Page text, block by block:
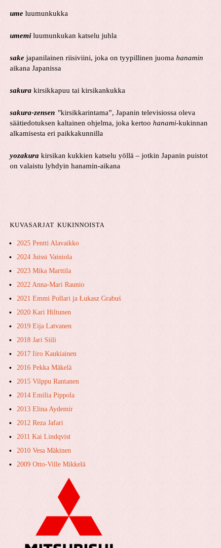
ume luumunkukka
umemi luumunkukan katselu juhla
sake japanilainen riisiviini, joka on tyypillinen juoma hanamin
aikana Japanissa
sakura kirsikkapuu tai kirsikankukka
sakura-zensen ”kirsikkarintama”, Japanin televisiossa oleva
säätiedotuksen kaltainen ohjelma, joka kertoo hanami-kukinnan
alkamisesta eri paikkakunnilla
yozakura kirsikan kukkien katselu yöllä – jotkin Japanin puistot
on valaistu lyhdyin hanamin-aikana
KUVASARJAT KUKINNOISTA
2025 Pentti Alavaikko
2024 Juissi Vainiola
2023 Mika Marttila
2022 Anna-Mari Raunio
2021 Emmi Pollari ja ​Łukasz ​Grabuś
2020 Kari Hiltunen
2019 Eija Latvanen
2018 Jari Siili
2017 Iiro Kaukiainen
2016 Pekka Mäkelä
2015 Vilppu Rantanen
2014 Emilia Pippola
2013 Elina Aydemir
2012 Reza Jafari
2011 Kai Lindqvist
2010 Vesa Mäkinen
2009 Otto-Ville Mikkelä